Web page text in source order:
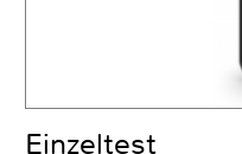
Einzeltest